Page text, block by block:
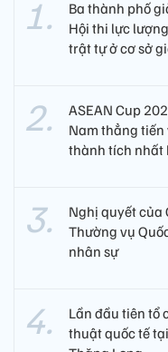
Ba thành phố
Hội thi lực
trật tự ở cơ sở
ASEAN Cup
Nam thẳng tiến
thành tích nhất
Nghị quyết của
Thường vụ
nhân sự
Lần đầu tiên tổ
thuật quốc tế